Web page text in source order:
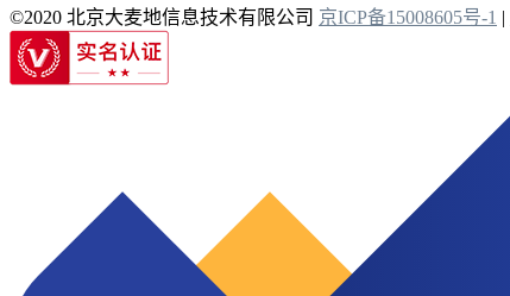
©2020 北京大麦地信息技术有限公司 京ICP备15008605号-1 |